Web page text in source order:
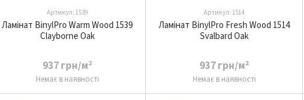
Артикул: 1539
Ламінат BinylPro Warm Wood 1539
Clayborne Oak
937 грн/м²
Немає в наявності
Артикул: 1514
Ламінат BinylPro Fresh Wood 1514
Svalbard Oak
937 грн/м²
Немає в наявності